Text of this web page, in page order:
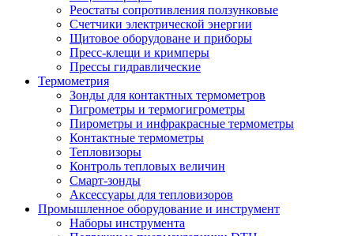
Реостаты сопротивления ползунковые
Счетчики электрической энергии
Щитовое оборудоване и приборы
Пресс-клещи и кримперы
Прессы гидравлические
Термометрия
Зонды для контактных термометров
Гигрометры и термогигрометры
Пирометры и инфракрасные термометры
Контактные термометры
Тепловизоры
Контроль тепловых величин
Смарт-зонды
Аксессуары для тепловизоров
Промышленное оборудование и инструмент
Наборы инструмента